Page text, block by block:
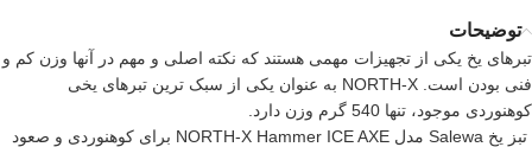
توضیحات
تبرهای یخ یکی از تجهیزات مهمی هستند که نکته اصلی و مهم در آنها وزن کم و
فنی بودن است. NORTH-X به عنوان یکی از سبک ترین تبرهای یخی
کوهنوردی موجود، تنها 540 گرم وزن دارد.
تبز یخ Salewa مدل NORTH-X Hammer ICE AXE برای کوهنوردی و صعود